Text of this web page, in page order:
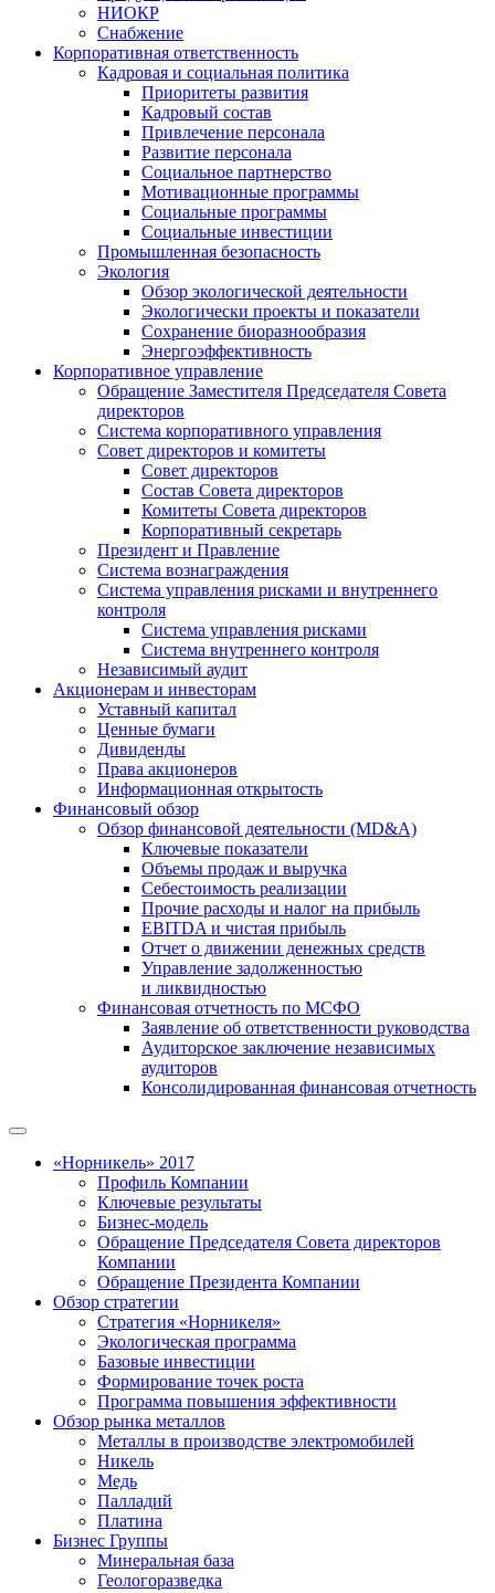
НИОКР
Снабжение
Корпоративная ответственность
Кадровая и социальная политика
Приоритеты развития
Кадровый состав
Привлечение персонала
Развитие персонала
Социальное партнерство
Мотивационные программы
Социальные программы
Социальные инвестиции
Промышленная безопасность
Экология
Обзор экологической деятельности
Экологически проекты и показатели
Сохранение биоразнообразия
Энергоэффективность
Корпоративное управление
Обращение Заместителя Председателя Совета
директоров
Система корпоративного управления
Совет директоров и комитеты
Совет директоров
Состав Совета директоров
Комитеты Совета директоров
Корпоративный секретарь
Президент и Правление
Система вознаграждения
Система управления рисками и внутреннего
контроля
Система управления рисками
Система внутреннего контроля
Независимый аудит
Акционерам и инвесторам
Уставный капитал
Ценные бумаги
Дивиденды
Права акционеров
Информационная открытость
Финансовый обзор
Обзор финансовой деятельности (MD&A)
Ключевые показатели
Объемы продаж и выручка
Себестоимость реализации
Прочие расходы и налог на прибыль
EBITDA и чистая прибыль
Отчет о движении денежных средств
Управление задолженностью
и ликвидностью
Финансовая отчетность по МСФО
Заявление об ответственности руководства
Аудиторское заключение независимых
аудиторов
Консолидированная финансовая отчетность
«Норникель» 2017
Профиль Компании
Ключевые результаты
Бизнес-модель
Обращение Председателя Совета директоров
Компании
Обращение Президента Компании
Обзор стратегии
Стратегия «Норникеля»
Экологическая программа
Базовые инвестиции
Формирование точек роста
Программа повышения эффективности
Обзор рынка металлов
Металлы в производстве электромобилей
Никель
Медь
Палладий
Платина
Бизнес Группы
Минеральная база
Геологоразведка